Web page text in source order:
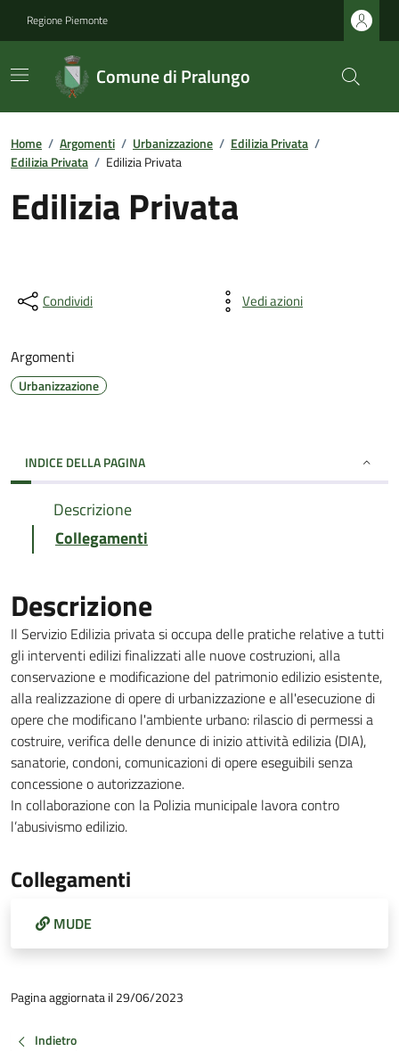
Regione Piemonte
Comune di Pralungo
Home / Argomenti / Urbanizzazione / Edilizia Privata /
Edilizia Privata / Edilizia Privata
Edilizia Privata
Condividi Vedi azioni
Argomenti
Urbanizzazione
INDICE DELLA PAGINA
Descrizione
Collegamenti
Descrizione
Il Servizio Edilizia privata si occupa delle pratiche relative a tutti
gli interventi edilizi finalizzati alle nuove costruzioni, alla
conservazione e modificazione del patrimonio edilizio esistente,
alla realizzazione di opere di urbanizzazione e all'esecuzione di
opere che modificano l'ambiente urbano: rilascio di permessi a
costruire, verifica delle denunce di inizio attività edilizia (DIA),
sanatorie, condoni, comunicazioni di opere eseguibili senza
concessione o autorizzazione.
In collaborazione con la Polizia municipale lavora contro
l’abusivismo edilizio.
Collegamenti
MUDE
Pagina aggiornata il 29/06/2023
Indietro